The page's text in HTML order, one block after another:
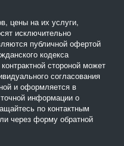
цены на их услуги,
исключительно
публичной офертой
кодекса
стороной может
согласования
и оформляется в
информации о
по контактным
через форму обратной